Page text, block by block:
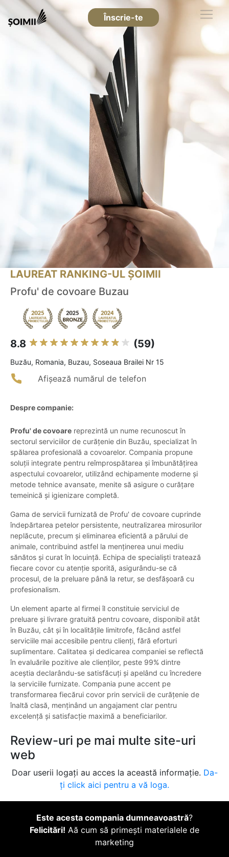
Înscrie-te
LAUREAT RANKING-UL ȘOIMII
Profu' de covoare Buzau
8.8 (59)
Buzău, Romania, Buzau, Soseaua Brailei Nr 15
Afișează numărul de telefon
Despre companie:
Profu' de covoare reprezintă un nume recunoscut în
sectorul serviciilor de curățenie din Buzău, specializat în
spălarea profesională a covoarelor. Compania propune
soluții integrate pentru reîmprospătarea și îmbunătățirea
aspectului covoarelor, utilizând echipamente moderne și
metode tehnice avansate, menite să asigure o curățare
temeinică și igienizare completă.
Gama de servicii furnizată de Profu' de covoare cuprinde
îndepărtarea petelor persistente, neutralizarea mirosurilor
neplăcute, precum și eliminarea eficientă a părului de
animale, contribuind astfel la menținerea unui mediu
sănătos și curat în locuință. Echipa de specialiști tratează
fiecare covor cu atenție sporită, asigurându-se că
procesul, de la preluare până la retur, se desfășoară cu
profesionalism.
Un element aparte al firmei îl constituie serviciul de
preluare și livrare gratuită pentru covoare, disponibil atât
în Buzău, cât și în localitățile limitrofe, făcând astfel
serviciile mai accesibile pentru clienți, fără eforturi
suplimentare. Calitatea și dedicarea companiei se reflectă
în evaluările pozitive ale clienților, peste 99% dintre
aceștia declarându-se satisfăcuți și apelând cu încredere
la serviciile furnizate. Compania pune accent pe
transformarea fiecărui covor prin servicii de curățenie de
înaltă clasă, menținând un angajament clar pentru
excelență și satisfacție maximă a beneficiarilor.
Review-uri pe mai multe site-uri
web
Doar userii logați au acces la această informație. Da-
ți click aici pentru a vă loga.
Este acesta compania dumneavoastră?
Felicitări! Aă cum să primești materialele de
marketing